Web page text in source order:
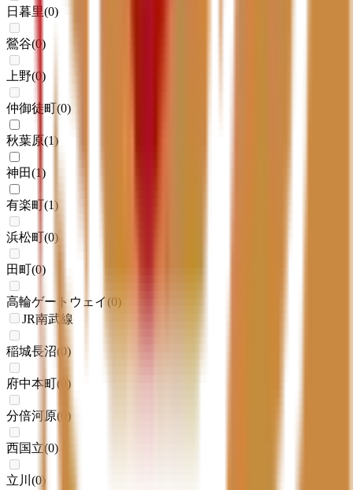
日暮里(0)
鶯谷(0)
上野(0)
仲御徒町(0)
秋葉原(1)
神田(1)
有楽町(1)
浜松町(0)
田町(0)
高輪ゲートウェイ (0)
JR南武線
稲城長沼( 0)
府中本町( )
分倍河原( )
西国立(0)
立川 (0)